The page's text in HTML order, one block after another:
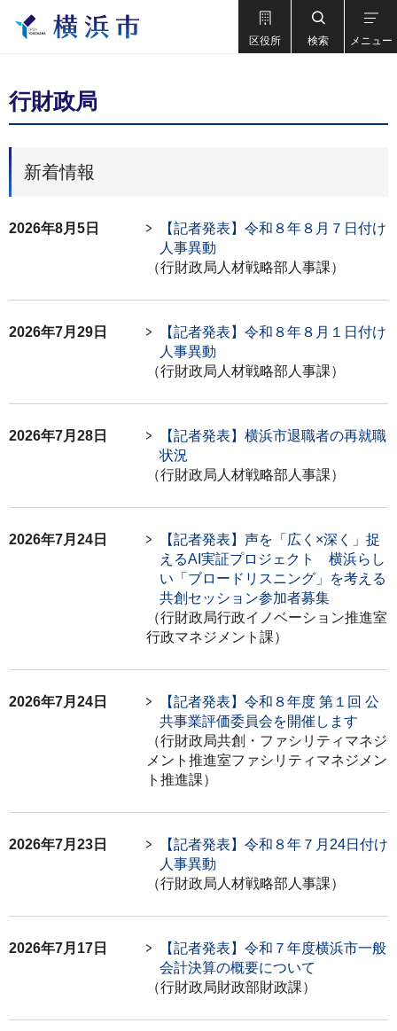
区役所 検索 メニュー
行財政局
新着情報
2026年8月5日
【記者発表】令和８年８月７日付け
人事異動
（行財政局人材戦略部人事課）
2026年7月29日
【記者発表】令和８年８月１日付け
人事異動
（行財政局人材戦略部人事課）
2026年7月28日
【記者発表】横浜市退職者の再就職
状況
（行財政局人材戦略部人事課）
2026年7月24日
【記者発表】声を「広く×深く」捉
えるAI実証プロジェクト 横浜らし
い「ブロードリスニング」を考える
共創セッション参加者募集
（行財政局行政イノベーション推進室
行政マネジメント課）
2026年7月24日
【記者発表】令和８年度 第１回 公
共事業評価委員会を開催します
（行財政局共創・ファシリティマネジ
メント推進室ファシリティマネジメン
ト推進課）
2026年7月23日
【記者発表】令和８年７月24日付け
人事異動
（行財政局人材戦略部人事課）
2026年7月17日
【記者発表】令和７年度横浜市一般
会計決算の概要について
（行財政局財政部財政課）